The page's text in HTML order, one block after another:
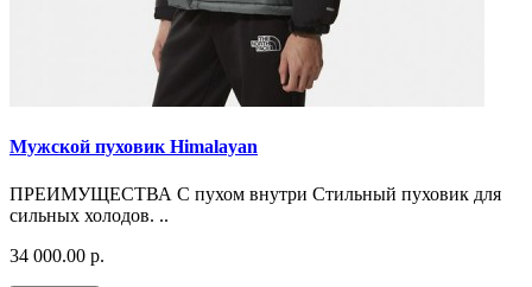
Мужской пуховик Himalayan
ПРЕИМУЩЕСТВА С пухом внутри Стильный пуховик для
сильных холодов. ..
34 000.00 р.